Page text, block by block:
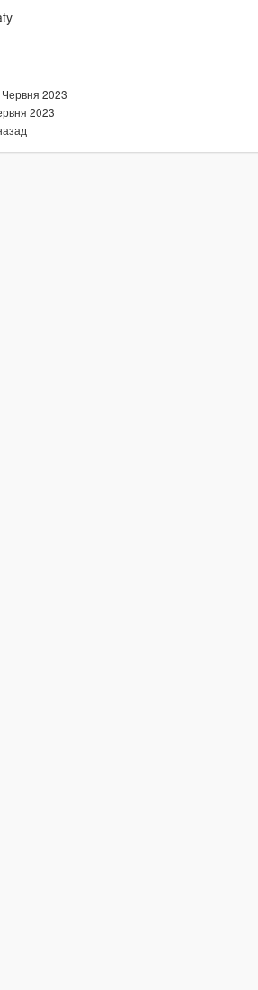
Червня 2023
2023